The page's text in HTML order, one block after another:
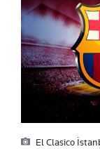
El Clasico